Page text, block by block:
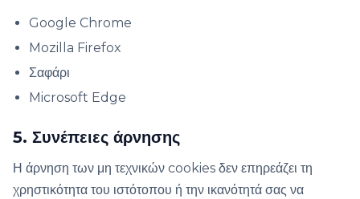
Google Chrome
Mozilla Firefox
Σαφάρι
Microsoft Edge
5. Συνέπειες άρνησης
Η άρνηση των μη τεχνικών cookies δεν επηρεάζει τη
χρηστικότητα του ιστότοπου ή την ικανότητά σας να